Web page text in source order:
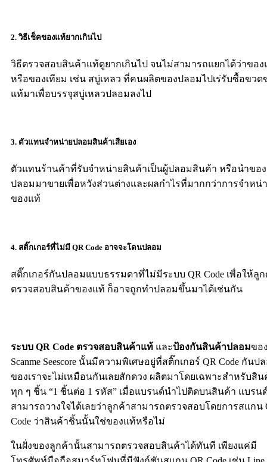
2. วิธีเช็คของแท้ยากเกินไป
วิธีตรวจสอบสินค้าแท้ดูยากเกินไป จนไม่สามารถแยกได้ว่าของ
หรือของเทียม เช่น สบู่เหลว ที่คนผลิตของปลอมไปเร่รับซื้อขวด
แท้มาเพื่อบรรจุสบู่เหลวปลอมลงไป
3. ตัวแทนจำหน่ายปลอมสินค้าเสียเอง
ตัวแทนร้านค้าที่รับจำหน่ายสินค้าเป็นผู้ปลอมสินค้า หรือนำของ
ปลอมมาขายเพื่อหวังส่วนต่างและผลกำไรที่มากกว่าการจำหน่
ของแท้
4. สติ๊กเกอร์ที่ไม่มี QR Code อาจจะโดนปลอม
สติ๊กเกอร์กันปลอมแบบธรรมดาที่ไม่มีระบบ QR Code เพื่อให้ลู
ตรวจสอบสินค้าของแท้ ก็อาจถูกทำปลอมขึ้นมาได้เช่นกัน
ระบบ QR Code ตรวจสอบสินค้าแท้ และป้องกันสินค้าปลอมขอ
Scanme Seescore นั้นมีความพิเศษอยู่ที่สติ๊กเกอร์ QR Code กันป
ของเราจะไม่เหมือนกันเลยสักดวง ผลิตมาโดยเฉพาะสำหรับสิน
ทุก ๆ ชิ้น “1 ชิ้นต่อ 1 รหัส” เมื่อแบรนด์นำไปติดบนสินค้า แบรน
สามารถวางใจได้เลยว่าลูกค้าสามารถตรวจสอบโดยการสแกน
Code ว่าสินค้าชิ้นนั้นใช่ของแท้หรือไม่
ในฝั่งของลูกค้านั้นสามารถตรวจสอบสินค้าได้ทันที เพียงแค่มี